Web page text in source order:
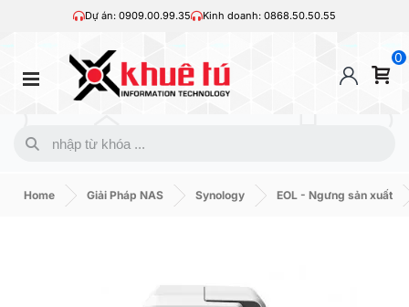
Dự án: 0909.00.99.35 Kinh doanh: 0868.50.50.55
0
Home Giải Pháp NAS Synology EOL - Ngưng sản xuất